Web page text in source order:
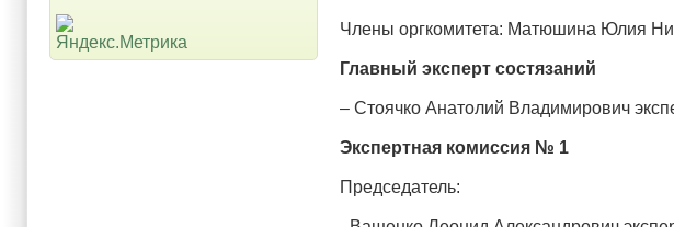
Члены оргкомитета: Матюшина Юлия
Главный эксперт состязаний
– Стоячко Анатолий Владимирович
Экспертная комиссия № 1
Председатель: